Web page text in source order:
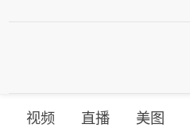
视频 直播 美图